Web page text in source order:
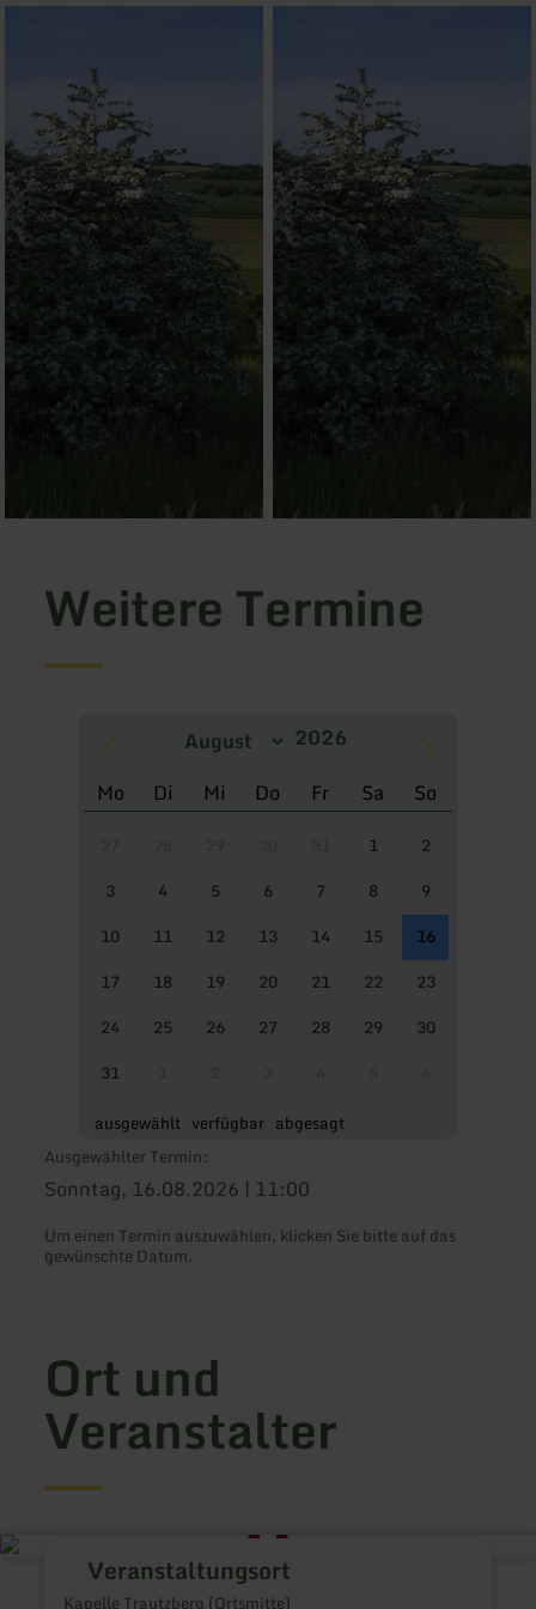
Weitere Termine
Mo Di Mi Do Fr Sa So
1
2
3
4 5 6 7 8
9
10
11 12 13 14 15
16
17
18 19 20 21 22
23
24
25 26 27 28 29
30
31
ausgewählt verfügbar abgesagt
Ausgewählter Termin:
Sonntag, 16.08.2026 | 11:00
Um einen Termin auszuwählen, klicken Sie bitte auf das
gewünschte Datum.
Ort und
Veranstalter
Veranstaltungsort
Kapelle Trautzberg (Ortsmitte)